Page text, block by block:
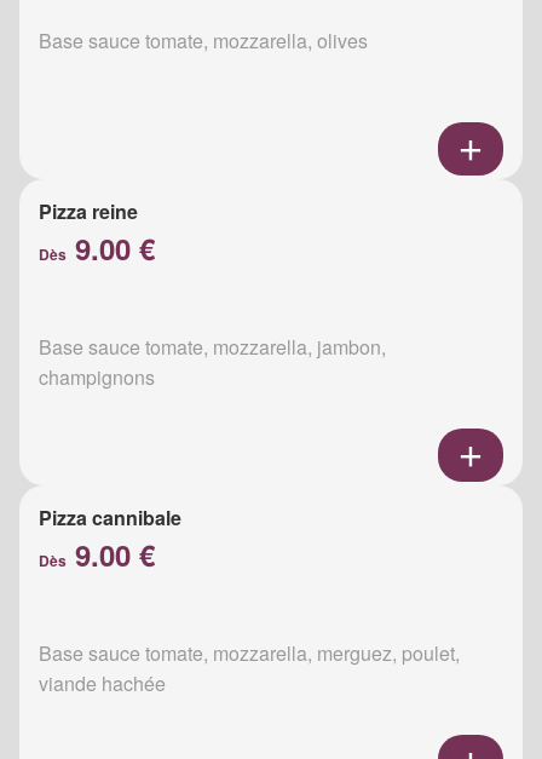
Base sauce tomate, mozzarella, olives
Pizza reine
Dès 9.00 €
Base sauce tomate, mozzarella, jambon,
champignons
Pizza cannibale
Dès 9.00 €
Base sauce tomate, mozzarella, merguez, poulet,
viande hachée